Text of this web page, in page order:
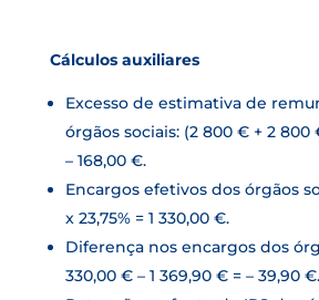
Cálculos auxiliares
Excesso de estimativa de
órgãos sociais: (2 800 € + 2 800
– 168,00 €.
Encargos efetivos dos órgãos
x 23,75% = 1 330,00 €.
Diferença nos encargos dos
330,00 € – 1 369,90 € = – 39,90 €.